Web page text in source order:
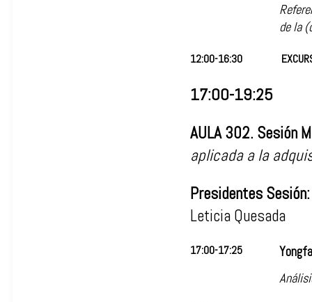
de la
12:00-16:30
17:00-19:25
AULA 302. Sesión
aplicada a la
Presidentes Sesión:
Leticia Quesada
17:00-17:25